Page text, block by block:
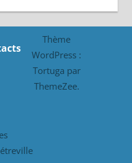
Thème
WordPress :
Tortuga par
ThemeZee.